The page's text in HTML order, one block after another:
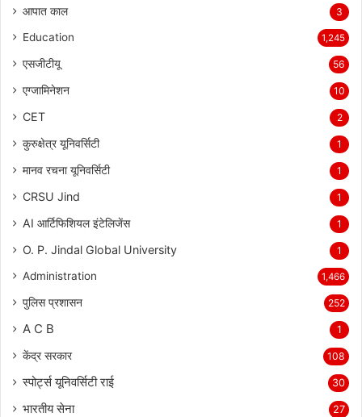
आपात काल 3
Education 1,245
एसजीटीयू 56
एग्जामिनेशन 10
CET 2
कुरुक्षेत्र यूनिवर्सिटी 1
मानव रचना यूनिवर्सिटी 1
CRSU Jind 1
AI आर्टिफिशियल इंटेलिजेंस 1
O. P. Jindal Global University 1
Administration 1,466
पुलिस प्रशासन 252
A C B 1
केंद्र सरकार 108
स्पोर्ट्स यूनिवर्सिटी राई 30
भारतीय सेना 27